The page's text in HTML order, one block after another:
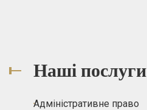
Наші послуги
Адміністративне право